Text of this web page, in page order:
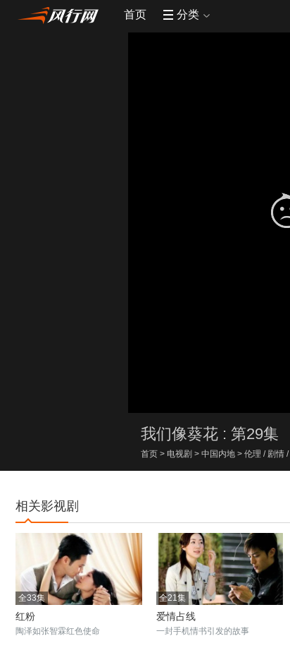
首页 分类
我们像葵花 : 第29集
首页 > 电视剧 > 中国内地 > 伦理 / 剧情 /
相关影视剧
全33集
红粉
陶泽如张智霖红色使命
全21集
爱情占线
一封手机情书引发的故事